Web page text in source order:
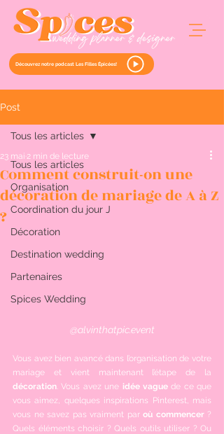
Découvrez notre podcast Les Filles Épicées!
Post
Tous les articles
Organisation
Coordination du jour J
Décoration
Destination wedding
Partenaires
Spices Wedding
Tous les articles
Comment construit-on une
décoration de mariage de A à Z
?
23 mai 2 min de lecture
@alvinthatpic.event
Vous avez bien avancé dans l’organisation de votre
décoration . Vous avez une idée vague de ce que
vous aimez, quelques inspirations Pinterest, mais
vous ne savez pas vraiment par où commencer ?
Quels éléments choisir ? Quels outils utiliser ? Ou